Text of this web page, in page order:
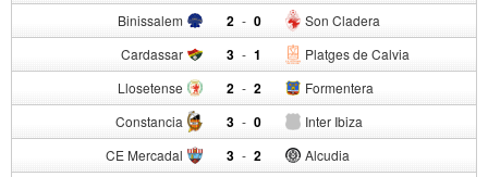
Binissalem 2 - Son Cladera
0
Cardassar 3 - Platges de Calvia
1
Llosetense 2 - Formentera
2
Constancia 3 - Inter Ibiza
0
CE Mercadal 3 - Alcudia
2